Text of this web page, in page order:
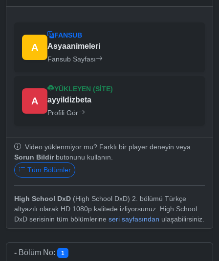
A
FANSUB
Asyaanimeleri
Fansub Sayfası
A
YÜKLEYEN (SITE)
ayyildizbeta
Profili Gör
Video yüklenmiyor mu? Farklı bir player deneyin veya
Sorun Bildirbutonunu kullanın.
Tüm Bölümler
High School DxD (High School DxD) 2. bölümü Türkçe
altyazılı olarak HD 1080p kalitede izliyorsunuz. High School
DxD serisinin tüm bölümlerine seri sayfasından ulaşabilirsiniz.
- Bölüm No: 1